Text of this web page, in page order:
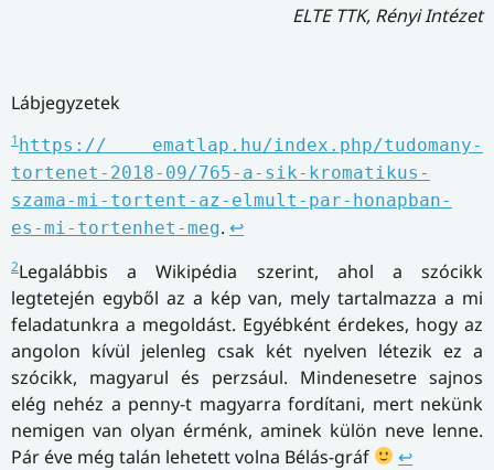
ELTE TTK, Rényi Intézet
Lábjegyzetek
1https:// ematlap.hu/index.php/tudomany-
tortenet-2018-09/765-a-sik-kromatikus-
szama-mi-tortent-az-elmult-par-honapban-
es-mi-tortenhet-meg. ↩
2Legalábbis a Wikipédia szerint, ahol a szócikk
legtetején egyből az a kép van, mely tartalmazza a mi
feladatunkra a megoldást. Egyébként érdekes, hogy az
angolon kívül jelenleg csak két nyelven létezik ez a
szócikk, magyarul és perzsául. Mindenesetre sajnos
elég nehéz a penny-t magyarra fordítani, mert nekünk
nemigen van olyan érménk, aminek külön neve lenne.
Pár éve még talán lehetett volna Bélás-gráf
↩